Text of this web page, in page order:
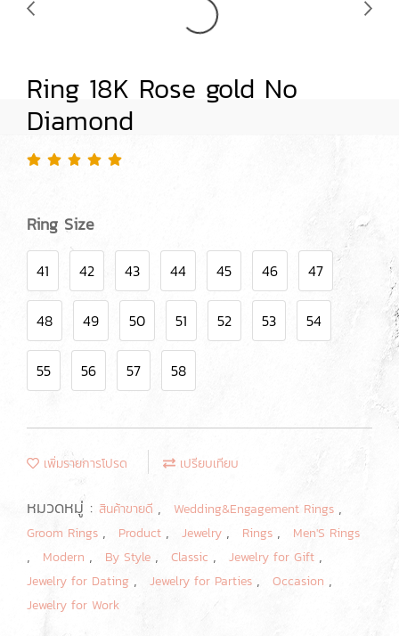
Ring 18K Rose gold No
Diamond
Ring Size
41 42 43 44 45 46 47
48 49 50 51 52 53 54
55 56 57 58
เพิ่มรายการโปรด เปรียบเทียบ
หมวดหมู่ : สินค้าขายดี , Wedding&Engagement Rings ,
Groom Rings , Product , Jewelry , Rings , Men'S Rings
, Modern , By Style , Classic , Jewelry for Gift ,
Jewelry for Dating , Jewelry for Parties , Occasion ,
Jewelry for Work